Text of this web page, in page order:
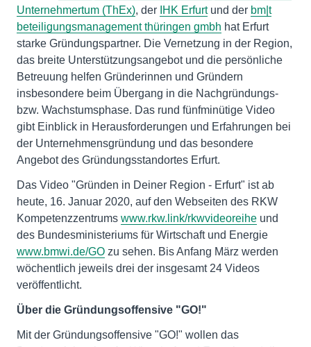
Unternehmertum (ThEx), der IHK Erfurtund der bm|t
beteiligungsmanagement thüringen gmbh hat Erfurt
starke Gründungs­partner. Die Vernetzung in der Region,
das breite Unterstützungsangebot und die persönliche
Betreuung helfen Gründerinnen und Gründern
insbesondere beim Übergang in die Nachgründungs-
bzw. Wachstumsphase. Das rund fünfminütige Video
gibt Einblick in Herausforderungen und Erfahrungen bei
der Unternehmensgründung und das besondere
Angebot des Gründungsstandortes Erfurt.
Das Video "Gründen in Deiner Region - Erfurt" ist ab
heute, 16. Januar 2020, auf den Webseiten des RKW
Kompetenzzentrums www.rkw.link/rkwvideoreihe und
des Bundesministeriums für Wirtschaft und Energie
www.bmwi.de/GO zu sehen. Bis Anfang März werden
wöchentlich jeweils drei der insgesamt 24 Videos
veröffentlicht.
Über die Gründungsoffensive "GO!"
Mit der Gründungsoffensive "GO!" wollen das